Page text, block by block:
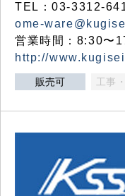
TEL：03-3312-
ome-
営業時間：8:30〜
http://
販売可 工事